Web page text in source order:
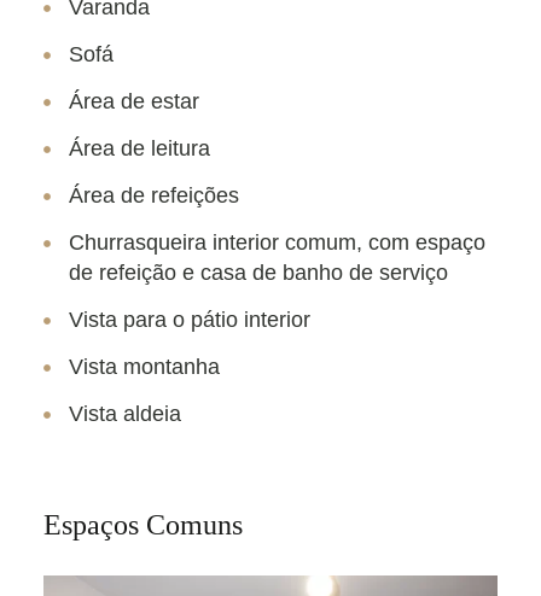
Varanda
Sofá
Área de estar
Área de leitura
Área de refeições
Churrasqueira interior comum, com espaço
de refeição e casa de banho de serviço
Vista para o pátio interior
Vista montanha
Vista aldeia
Espaços Comuns